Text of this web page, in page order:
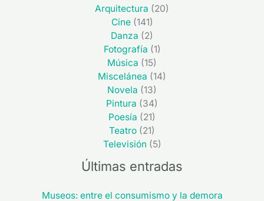
Arquitectura (20)
Cine(141)
Danza (2)
Fotografía (1)
Música (15)
Miscelánea (14)
Novela (13)
Pintura (34)
Poesía (21)
Teatro (21)
Televisión (5)
Últimas entradas
Museos: entre el consumismo y la demora